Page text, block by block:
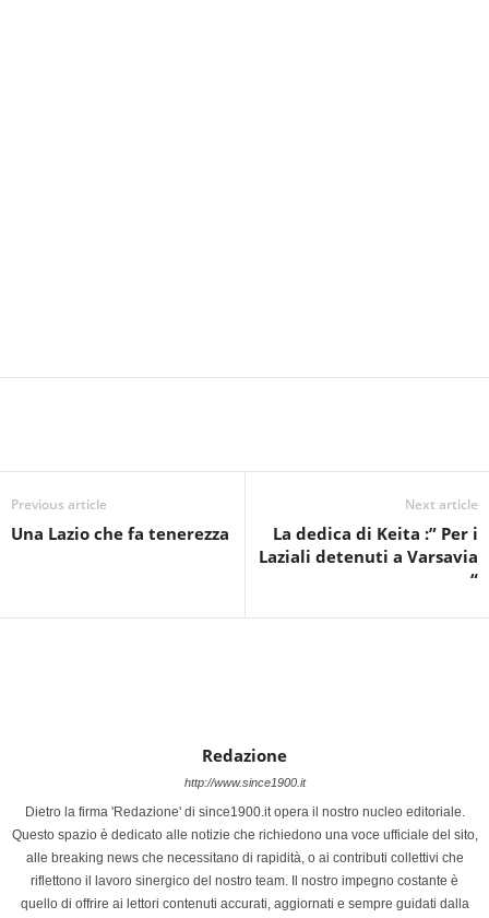
Previous article
Una Lazio che fa tenerezza
Next article
La dedica di Keita :” Per i
Laziali detenuti a Varsavia
“
Redazione
http://www.since1900.it
Dietro la firma 'Redazione' di since1900.it opera il nostro nucleo editoriale.
Questo spazio è dedicato alle notizie che richiedono una voce ufficiale del sito,
alle breaking news che necessitano di rapidità, o ai contributi collettivi che
riflettono il lavoro sinergico del nostro team. Il nostro impegno costante è
quello di offrire ai lettori contenuti accurati, aggiornati e sempre guidati dalla